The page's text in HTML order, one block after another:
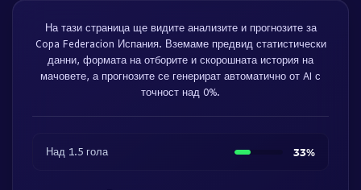
На тази страница ще видите анализите и прогнозите за
Copa Federacion Испания. Вземаме предвид статистически
данни, формата на отборите и скорошната история на
мачовете, а прогнозите се генерират автоматично от AI с
точност над 0%.
Над 1.5 гола 33%